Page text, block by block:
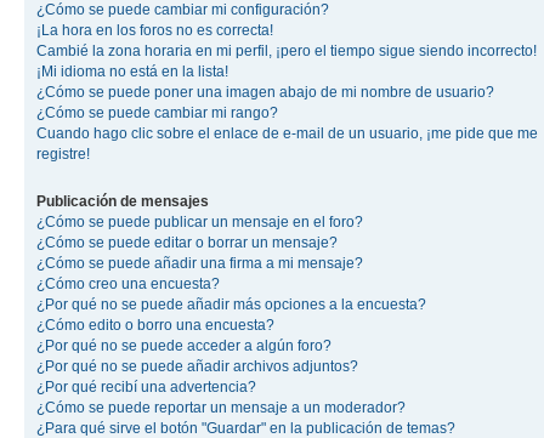
¿Cómo se puede cambiar mi configuración?
¡La hora en los foros no es correcta!
Cambié la zona horaria en mi perfil, ¡pero el tiempo sigue siendo incorrecto!
¡Mi idioma no está en la lista!
¿Cómo se puede poner una imagen abajo de mi nombre de usuario?
¿Cómo se puede cambiar mi rango?
Cuando hago clic sobre el enlace de e-mail de un usuario, ¡me pide que me
registre!
Publicación de mensajes
¿Cómo se puede publicar un mensaje en el foro?
¿Cómo se puede editar o borrar un mensaje?
¿Cómo se puede añadir una firma a mi mensaje?
¿Cómo creo una encuesta?
¿Por qué no se puede añadir más opciones a la encuesta?
¿Cómo edito o borro una encuesta?
¿Por qué no se puede acceder a algún foro?
¿Por qué no se puede añadir archivos adjuntos?
¿Por qué recibí una advertencia?
¿Cómo se puede reportar un mensaje a un moderador?
¿Para qué sirve el botón "Guardar" en la publicación de temas?